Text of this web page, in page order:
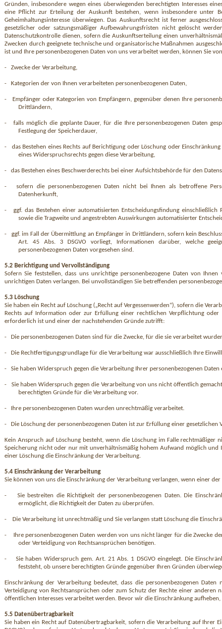
Gründen, insbesondere wegen eines überwiegenden berechtigten Interesses
eine Pflicht zur Erteilung der Auskunft bestehen, wenn insbesondere unter
Geheimhaltungsinteresse überwiegen. Das Auskunftsrecht ist ferner
gesetzlicher oder satzungsmäßiger Aufbewahrungsfristen nicht gelöscht
Datenschutzkontrolle dienen, sofern die Auskunftserteilung einen
Zwecken durch geeignete technische und organisatorische Maßnahmen
ist und Ihre personenbezogenen Daten von uns verarbeitet werden, können Sie
- Zwecke der Verarbeitung,
- Kategorien der von Ihnen verarbeiteten personenbezogenen Daten,
-
Empfänger oder Kategorien von Empfängern, gegenüber denen Ihre
Drittländern,
-
falls möglich die geplante Dauer, für die Ihre personenbezogenen Daten
Festlegung der Speicherdauer,
-
das Bestehen eines Rechts auf Berichtigung oder Löschung oder
eines Widerspruchsrechts gegen diese Verarbeitung,
- das Bestehen eines Beschwerderechts bei einer Aufsichtsbehörde für den
-
sofern die personenbezogenen Daten nicht bei Ihnen als betroffene
Datenherkunft,
-
ggf. das Bestehen einer automatisierten Entscheidungsfindung
sowie die Tragweite und angestrebten Auswirkungen automatisierter
-
ggf. im Fall der Übermittlung an Empfänger in Drittländern, sofern kein
Art. 45 Abs. 3 DSGVO vorliegt, Informationen darüber, welche
personenbezogenen Daten vorgesehen sind.
5.2 Berichtigung und Vervollständigung
Sofern Sie feststellen, dass uns unrichtige personenbezogene Daten von
unrichtigen Daten verlangen. Bei unvollständigen Sie betreffenden
5.3 Löschung
Sie haben ein Recht auf Löschung („Recht auf Vergessenwerden“), sofern die
Rechts auf Information oder zur Erfüllung einer rechtlichen Verpflichtung
erforderlich ist und einer der nachstehenden Gründe zutrifft:
- Die personenbezogenen Daten sind für die Zwecke, für die sie verarbeitet
- Die Rechtfertigungsgrundlage für die Verarbeitung war ausschließlich Ihre
- Sie haben Widerspruch gegen die Verarbeitung Ihrer personenbezogenen
-
Sie haben Widerspruch gegen die Verarbeitung von uns nicht öffentlich
berechtigten Gründe für die Verarbeitung vor.
- Ihre personenbezogenen Daten wurden unrechtmäßig verarbeitet.
- Die Löschung der personenbezogenen Daten ist zur Erfüllung einer
Kein Anspruch auf Löschung besteht, wenn die Löschung im Falle
Speicherung nicht oder nur mit unverhältnismäßig hohem Aufwand möglich und
einer Löschung die Einschränkung der Verarbeitung.
5.4 Einschränkung der Verarbeitung
Sie können von uns die Einschränkung der Verarbeitung verlangen, wenn einer
-
Sie bestreiten die Richtigkeit der personenbezogenen Daten. Die
ermöglicht, die Richtigkeit der Daten zu überprüfen.
- Die Verarbeitung ist unrechtmäßig und Sie verlangen statt Löschung die
-
Ihre personenbezogenen Daten werden von uns nicht länger für die Zwecke
oder Verteidigung von Rechtsansprüchen benötigen.
-
Sie haben Widerspruch gem. Art. 21 Abs. 1 DSGVO eingelegt. Die
feststeht, ob unsere berechtigten Gründe gegenüber Ihren Gründen
Einschränkung der Verarbeitung bedeutet, dass die personenbezogenen
Verteidigung von Rechtsan­sprüchen oder zum Schutz der Rechte einer
öffentlichen Interesses verarbeitet werden. Bevor wir die Einschränkung
5.5 Datenübertragbarkeit
Sie haben ein Recht auf Datenübertragbarkeit, sofern die Verarbeitung auf Ihrer